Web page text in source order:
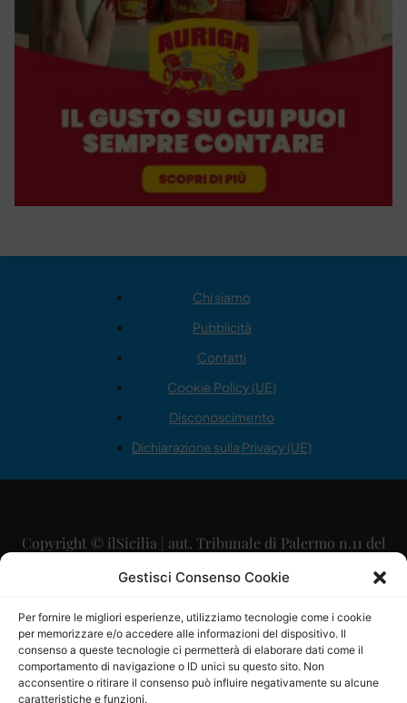
Gestisci Consenso Cookie
Per fornire le migliori esperienze, utilizziamo tecnologie come i cookie
per memorizzare e/o accedere alle informazioni del dispositivo. Il
consenso a queste tecnologie ci permetterà di elaborare dati come il
comportamento di navigazione o ID unici su questo sito. Non
acconsentire o ritirare il consenso può influire negativamente su alcune
caratteristiche e funzioni.
Chi siamo
Pubblicità
Contatti
Cookie Policy (UE)
Disconoscimento
Dichiarazione sulla Privacy (UE)
Copyright © ilSicilia | aut. Tribunale di Palermo n.11 del
29/09/2015
Direttore Editoriale: Maurizio Scaglione
Direttore Responsabile: Maria Calabrese